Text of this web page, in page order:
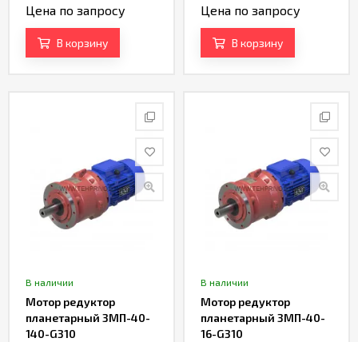
Цена по запросу
В корзину
Цена по запросу
В корзину
В наличии
Мотор редуктор
планетарный 3МП-40-
140-G310
В наличии
Мотор редуктор
планетарный 3МП-40-
16-G310